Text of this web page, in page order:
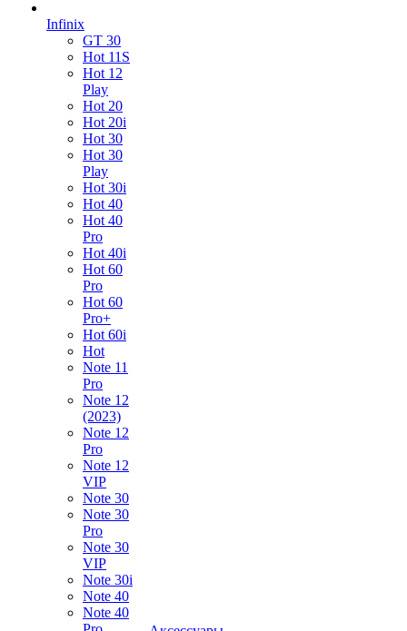
Infinix
GT 30
Hot 11S
Hot 12
Play
Hot 20
Hot 20i
Hot 30
Hot 30
Play
Hot 30i
Hot 40
Hot 40
Pro
Hot 40i
Hot 60
Pro
Hot 60
Pro+
Hot 60i
Hot
Note 11
Pro
Note 12
(2023)
Note 12
Pro
Note 12
VIP
Note 30
Note 30
Pro
Note 30
VIP
Note 30i
Note 40
Note 40